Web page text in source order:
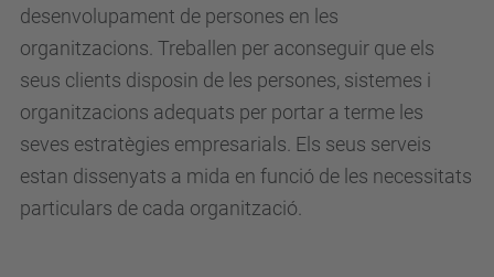
desenvolupament de persones en les
organitzacions. Treballen per aconseguir que els
seus clients disposin de les persones, sistemes i
organitzacions adequats per portar a terme les
seves estratègies empresarials. Els seus serveis
estan dissenyats a mida en funció de les necessitats
particulars de cada organització.